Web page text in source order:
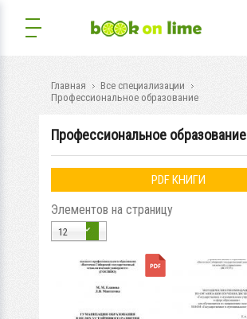
Главная
Все специализации
Профессиональное образование
Профессиональное образование
PDF КНИГИ
Элементов на страницу
12